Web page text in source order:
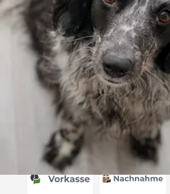
Versand
Akzeptierte